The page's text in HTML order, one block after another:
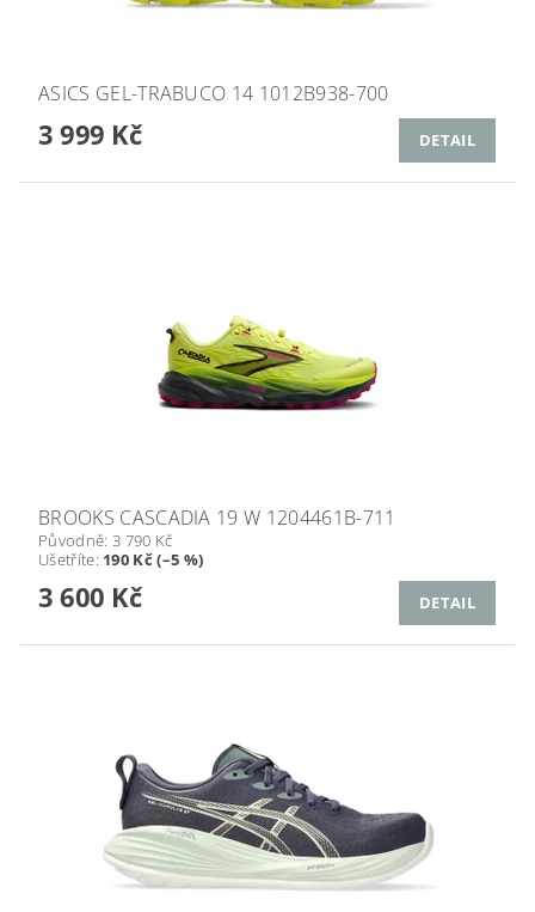
ASICS GEL-TRABUCO 14 1012B938-700
3 999 Kč DETAIL
BROOKS CASCADIA 19 W 1204461B-711
Původně: 3 790 Kč
Ušetříte: 190 Kč (–5 %)
3 600 Kč DETAIL